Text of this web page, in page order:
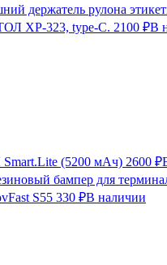
держатель рулона
XP-323, type-C. 2100 ₽В
(5200 мАч) 2600 ₽
бампер для
S55 330 ₽В наличии